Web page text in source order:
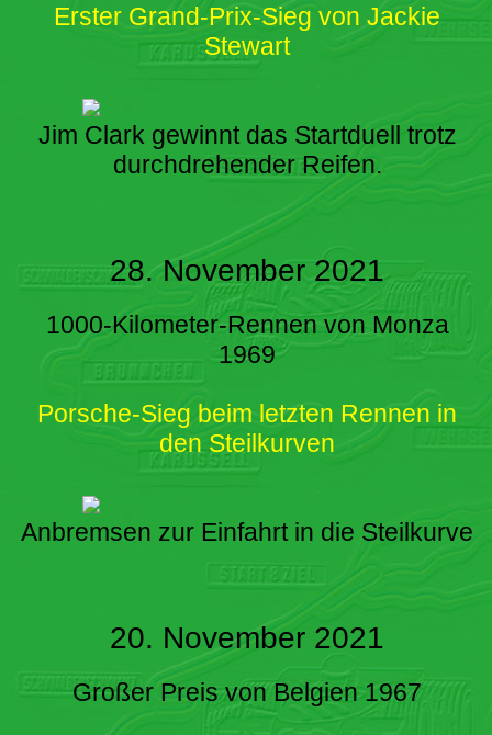
Erster Grand-Prix-Sieg von Jackie
Stewart
Jim Clark gewinnt das Startduell trotz
durchdrehender Reifen.
28. November 2021
1000-Kilometer-Rennen von Monza
1969
Porsche-Sieg beim letzten Rennen in
den Steilkurven
Anbremsen zur Einfahrt in die Steilkurve
20. November 2021
Großer Preis von Belgien 1967